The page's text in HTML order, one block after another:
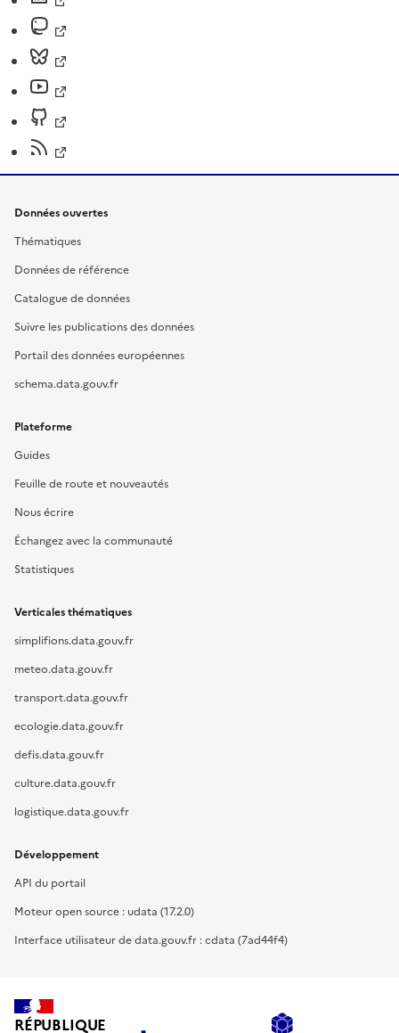
Données ouvertes
Thématiques
Données de référence
Catalogue de données
Suivre les publications des données
Portail des données européennes
schema.data.gouv.fr
Plateforme
Guides
Feuille de route et nouveautés
Nous écrire
Échangez avec la communauté
Statistiques
Verticales thématiques
simplifions.data.gouv.fr
meteo.data.gouv.fr
transport.data.gouv.fr
ecologie.data.gouv.fr
defis.data.gouv.fr
culture.data.gouv.fr
logistique.data.gouv.fr
Développement
API du portail
Moteur open source : udata (17.2.0)
Interface utilisateur de data.gouv.fr : cdata (7ad44f4)
RÉPUBLIQUE